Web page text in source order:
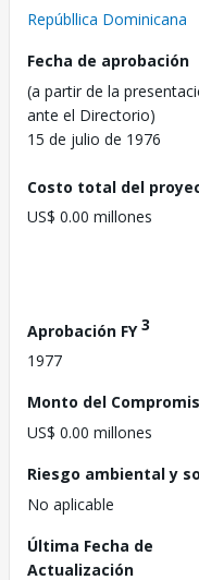
Repúbllica Dominicana
Fecha de aprobación
(a partir de la
ante el Directorio)
15 de julio de 1976
Costo total del
US$ 0.00 millones
Aprobación FY3
1977
Monto del
US$ 0.00 millones
Riesgo ambiental y
No aplicable
Última Fecha de
Actualización